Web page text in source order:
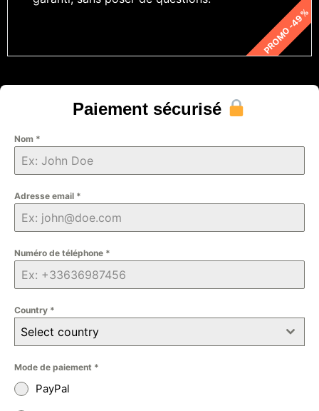
PROMO -49 %
Paiement sécurisé
Nom *
Adresse email *
Numéro de téléphone *
Country *
Select country
Mode de paiement *
PayPal